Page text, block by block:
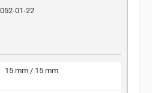
01-22
15 mm / 15 mm